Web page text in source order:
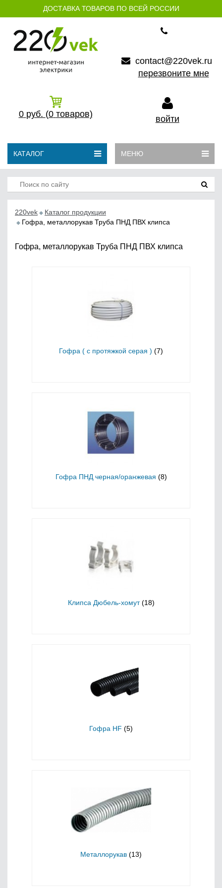
ДОСТАВКА ТОВАРОВ ПО ВСЕЙ РОССИИ
contact@220vek.ru
перезвоните мне
0 руб. (0 товаров) войти
КАТАЛОГ МЕНЮ
220vek
Каталог продукции
Гофра, металлорукав Труба ПНД ПВХ клипса
Гофра, металлорукав Труба ПНД ПВХ клипса
Гофра ( с протяжкой серая ) (7)
Гофра ПНД черная/оранжевая (8)
Клипса Дюбель-хомут (18)
Гофра HF (5)
Металлорукав (13)